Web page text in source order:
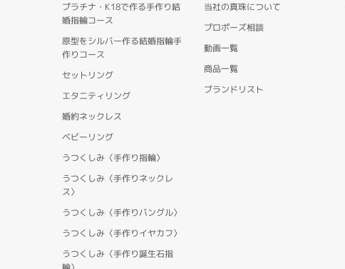
プラチナ・K18で作る手作り結
婚指輪コース
原型をシルバー作る結婚指輪手
作りコース
セットリング
エタニティリング
婚約ネックレス
ベビーリング
うつくしみ〈手作り指輪〉
うつくしみ〈手作りネックレ
ス〉
うつくしみ〈手作りバングル〉
うつくしみ〈手作りイヤカフ〉
うつくしみ〈手作り誕生石指
当社の真珠について
プロポーズ相談
動画一覧
商品一覧
ブランドリスト